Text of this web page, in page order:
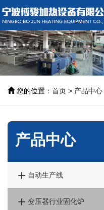
您的位置： 首页 > 产品中心
产品中心
 自动生产线
 变压器行业固化炉